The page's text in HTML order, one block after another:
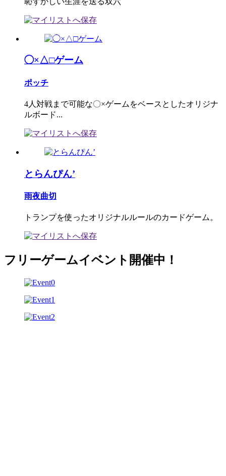
◯×△□ゲーム
ポッチ
4人対戦まで可能な〇×ゲームをベースとしたオリジナ
ルボード...
とらんぴん’
雨夜曲切
トランプを使ったオリジナルルールのカードゲーム。
フリーゲームイベント開催中！